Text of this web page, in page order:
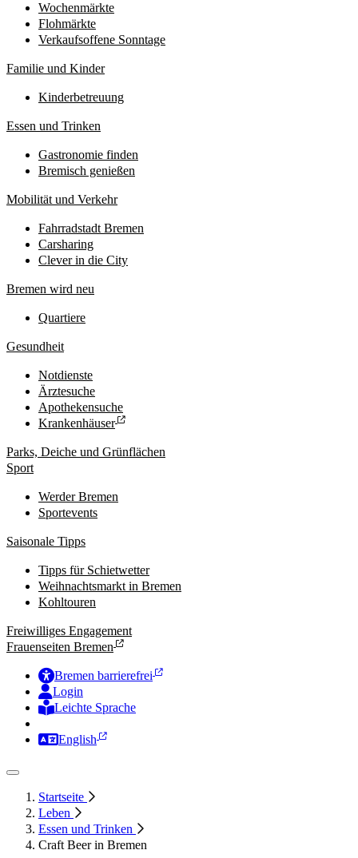
Wochenmärkte
Flohmärkte
Verkaufsoffene Sonntage
Familie und Kinder
Kinderbetreuung
Essen und Trinken
Gastronomie finden
Bremisch genießen
Mobilität und Verkehr
Fahrradstadt Bremen
Carsharing
Clever in die City
Bremen wird neu
Quartiere
Gesundheit
Notdienste
Ärztesuche
Apothekensuche
Krankenhäuser
Parks, Deiche und Grünflächen
Sport
Werder Bremen
Sportevents
Saisonale Tipps
Tipps für Schietwetter
Weihnachtsmarkt in Bremen
Kohltouren
Freiwilliges Engagement
Frauenseiten Bremen
Bremen barrierefrei
Login
Leichte Sprache
English
Startseite
Leben
Essen und Trinken
Craft Beer in Bremen